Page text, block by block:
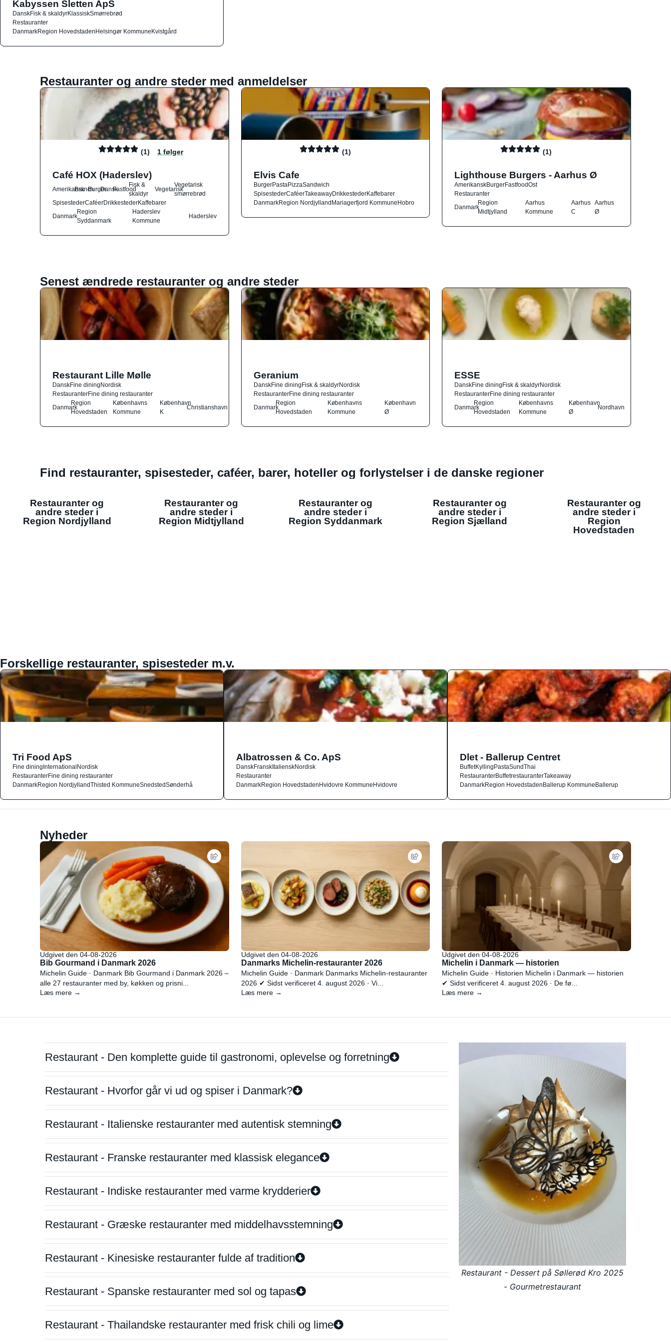
Kabyssen Sletten ApS
DanskFisk & skaldyrKlassiskSmørrebrød
Restauranter
DanmarkRegion HovedstadenHelsingør KommuneKvistgård
Restauranter og andre steder med anmeldelser
(1) 1 følger
Café HOX (Haderslev)
AmerikanskBrunchBurgerDanskFastfood
Fisk &
skaldyr
Vegetarisk
Vegetarisk
smørrebrød
SpisestederCaféerDrikkestederKaffebarer
Danmark
Region
Syddanmark
Haderslev
Kommune
Haderslev
(1)
Elvis Cafe
BurgerPastaPizzaSandwich
SpisestederCaféerTakeawayDrikkestederKaffebarer
DanmarkRegion NordjyllandMariagerfjord KommuneHobro
(1)
Lighthouse Burgers - Aarhus Ø
AmerikanskBurgerFastfoodOst
Restauranter
Danmark
Region
Midtjylland
Aarhus
Kommune
Aarhus
C
Aarhus
Ø
Senest ændrede restauranter og andre steder
Restaurant Lille Mølle
DanskFine diningNordisk
RestauranterFine dining restauranter
Danmark
Region
Hovedstaden
Københavns
Kommune
København
K
Christianshavn
Geranium
DanskFine diningFisk & skaldyrNordisk
RestauranterFine dining restauranter
Danmark
Region
Hovedstaden
Københavns
Kommune
København
Ø
ESSE
DanskFine diningFisk & skaldyrNordisk
RestauranterFine dining restauranter
Danmark
Region
Hovedstaden
Københavns
Kommune
København
Ø
Nordhavn
Find restauranter, spisesteder, caféer, barer, hoteller og forlystelser i de danske regioner
Restauranter og
andre steder i
Region Nordjylland
Restauranter og
andre steder i
Region Midtjylland
Restauranter og
andre steder i
Region Syddanmark
Restauranter og
andre steder i
Region Sjælland
Restauranter og
andre steder i
Region
Hovedstaden
Forskellige restauranter, spisesteder m.v.
Tri Food ApS
Fine diningInternationalNordisk
RestauranterFine dining restauranter
DanmarkRegion NordjyllandThisted KommuneSnedstedSønderhå
Albatrossen & Co. ApS
DanskFranskItalienskNordisk
Restauranter
DanmarkRegion HovedstadenHvidovre KommuneHvidovre
Dlet - Ballerup Centret
BuffetKyllingPastaSundThai
RestauranterBuffetrestauranterTakeaway
DanmarkRegion HovedstadenBallerup KommuneBallerup
Nyheder
Udgivet den 04-08-2026
Bib Gourmand i Danmark 2026
Michelin Guide · Danmark Bib Gourmand i Danmark 2026 –
alle 27 restauranter med by, køkken og prisni...
Læs mere →
Udgivet den 04-08-2026
Danmarks Michelin-restauranter 2026
Michelin Guide · Danmark Danmarks Michelin-restauranter
2026 ✔ Sidst verificeret 4. august 2026 · Vi...
Læs mere →
Udgivet den 04-08-2026
Michelin i Danmark — historien
Michelin Guide · Historien Michelin i Danmark — historien
✔ Sidst verificeret 4. august 2026 · De fø...
Læs mere →
Restaurant - Den komplette guide til gastronomi, oplevelse og forretning
Restaurant - Hvorfor går vi ud og spiser i Danmark?
Restaurant - Italienske restauranter med autentisk stemning
Restaurant - Franske restauranter med klassisk elegance
Restaurant - Indiske restauranter med varme krydderier
Restaurant - Græske restauranter med middelhavsstemning
Restaurant - Kinesiske restauranter fulde af tradition
Restaurant - Spanske restauranter med sol og tapas
Restaurant - Thailandske restauranter med frisk chili og lime
Restaurant - Dessert på Søllerød Kro 2025
- Gourmetrestaurant